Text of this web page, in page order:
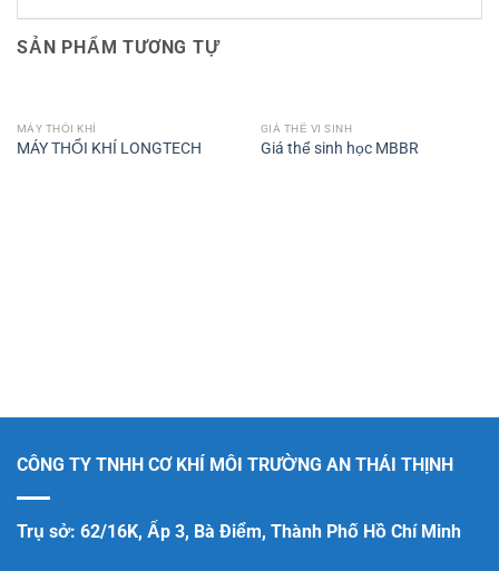
SẢN PHẨM TƯƠNG TỰ
MÁY THỔI KHÍ
MÁY THỔI KHÍ LONGTECH
GIÁ THỂ VI SINH
Giá thể sinh học MBBR
CÔNG TY TNHH CƠ KHÍ MÔI TRƯỜNG AN THÁI THỊNH
Trụ sở: 62/16K, Ấp 3, Bà Điểm, Thành Phố Hồ Chí Minh